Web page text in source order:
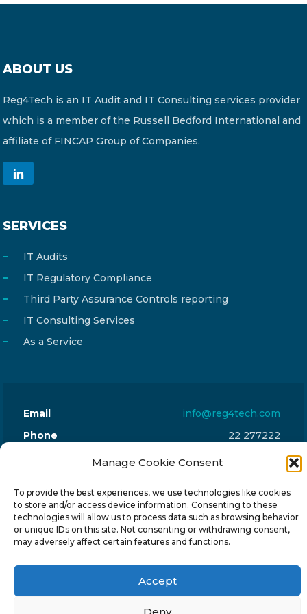
Manage Cookie Consent
To provide the best experiences, we use technologies like cookies
to store and/or access device information. Consenting to these
technologies will allow us to process data such as browsing behavior
or unique IDs on this site. Not consenting or withdrawing consent,
may adversely affect certain features and functions.
Accept
Deny
ABOUT US
Reg4Tech is an IT Audit and IT Consulting services provider
which is a member of the Russell Bedford International and
affiliate of FINCAP Group of Companies.
SERVICES
IT Audits
IT Regulatory Compliance
Third Party Assurance Controls reporting
IT Consulting Services
As a Service
Email
info@reg4tech.com
Phone
22 277222
24 Pireaus street, 3rd floor
© 2024-6 Reg4Tech Ltd - Designed & developed by